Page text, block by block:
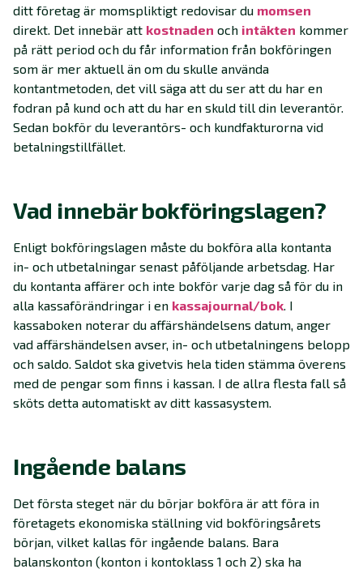
ditt företag är momspliktigt redovisar du momsen
direkt. Det innebär att kostnaden och intäkten kommer
på rätt period och du får information från bokföringen
som är mer aktuell än om du skulle använda
kontantmetoden, det vill säga att du ser att du har en
fodran på kund och att du har en skuld till din leverantör.
Sedan bokför du leverantörs- och kundfakturorna vid
betalningstillfället.
Vad innebär bokföringslagen?
Enligt bokföringslagen måste du bokföra alla kontanta
in- och utbetalningar senast påföljande arbetsdag. Har
du kontanta affärer och inte bokför varje dag så för du in
alla kassaförändringar i en kassajournal/bok. I
kassaboken noterar du affärshändelsens datum, anger
vad affärshändelsen avser, in- och utbetalningens belopp
och saldo. Saldot ska givetvis hela tiden stämma överens
med de pengar som finns i kassan. I de allra flesta fall så
sköts detta automatiskt av ditt kassasystem.
Ingående balans
Det första steget när du börjar bokföra är att föra in
företagets ekonomiska ställning vid bokföringsårets
början, vilket kallas för ingående balans. Bara
balanskonton (konton i kontoklass 1 och 2) ska ha